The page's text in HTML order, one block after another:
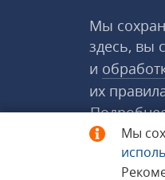
Мы
Мы
здесь, вы
и
их
©